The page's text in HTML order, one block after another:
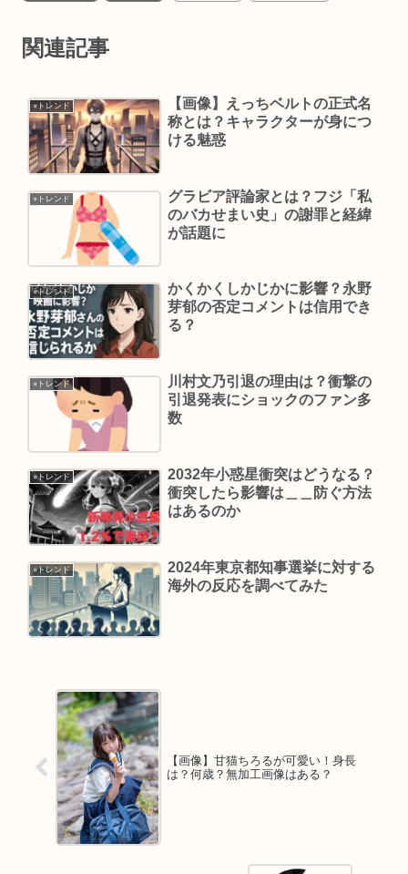
関連記事
⭐︎トレンド
【画像】えっちベルトの正式名
称とは？キャラクターが身につ
ける魅惑
⭐︎トレンド
グラビア評論家とは？フジ「私
のバカせまい史」の謝罪と経緯
が話題に
⭐︎トレンド
かくかくしかじかに影響？永野
芽郁の否定コメントは信用でき
る？
⭐︎トレンド
川村文乃引退の理由は？衝撃の
引退発表にショックのファン多
数
⭐︎トレンド
2032年小惑星衝突はどうなる？
衝突したら影響は＿＿防ぐ方法
はあるのか
⭐︎トレンド
2024年東京都知事選挙に対する
海外の反応を調べてみた
【画像】甘猫ちろるが可愛い！身長
は？何歳？無加工画像はある？